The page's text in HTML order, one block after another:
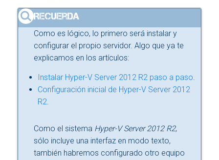
Como es lógico, lo primero será instalar y
configurar el propio servidor. Algo que ya te
explicamos en los artículos:
Instalar Hyper-V Server 2012 R2 paso a paso.
Configuración inicial de Hyper-V Server 2012
R2.
Como el sistema Hyper-V Server 2012 R2,
sólo incluye una interfaz en modo texto,
también habremos configurado otro equipo